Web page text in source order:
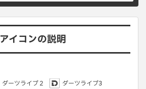
アイコンの説明
ダーツライブ２ ダーツライブ3